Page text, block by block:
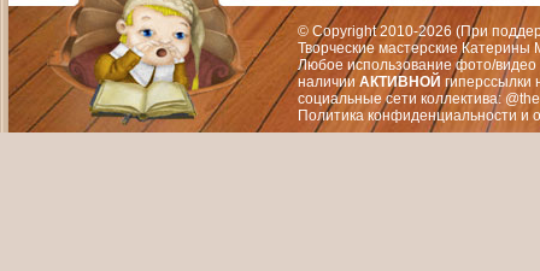
© Copyright 2010-2026 (При
Творческие мастерские
Любое использование фото/видео
наличии АКТИВНОЙ гиперссылки
социальные сети коллектива:
Политика конфиденциальности и